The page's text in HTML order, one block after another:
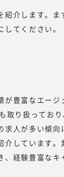
工学部
で「日本
くなり、
ークス
ズ
たす。
介します。
てください。
が豊富なエー
取り扱ってお
人が多い傾
しています
経験豊富な